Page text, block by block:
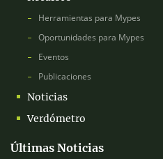
Herramientas para Mypes
Oportunidades para Mypes
Eventos
Publicaciones
Noticias
Verdómetro
Últimas Noticias